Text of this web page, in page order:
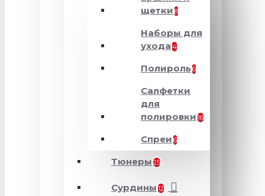
щетки 8
Наборы для
ухода 4
Полироль6
Салфетки
для
полировки 16
Спреи 6
Тюнеры 25
Сурдины 12